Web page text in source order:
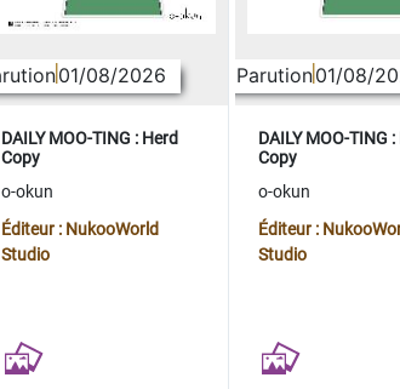
01/08/2026
DAILY MOO-TING : Herd
Copy
o-okun
Éditeur : NukooWorld
Studio
Parution01/08/
DAILY MOO-TING :
Copy
o-okun
Éditeur :
Studio